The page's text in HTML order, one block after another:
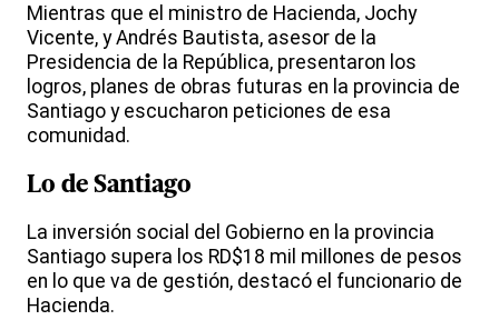
Mientras que el ministro de Hacienda, Jochy
Vicente, y Andrés Bautista, asesor de la
Presidencia de la República, presentaron los
logros, planes de obras futuras en la provincia de
Santiago y escucharon peticiones de esa
comunidad.
Lo de Santiago
La inversión social del Gobierno en la provincia
Santiago supera los RD$18 mil millones de pesos
en lo que va de gestión, destacó el funcionario de
Hacienda.